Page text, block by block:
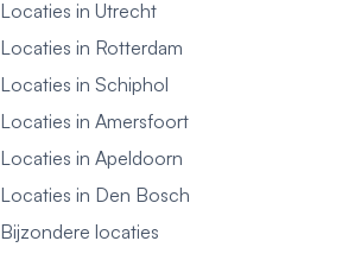
Locaties in Utrecht
Locaties in Rotterdam
Locaties in Schiphol
Locaties in Amersfoort
Locaties in Apeldoorn
Locaties in Den Bosch
Bijzondere locaties